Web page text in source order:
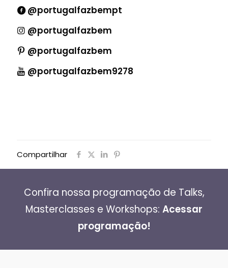
@portugalfazbempt
@portugalfazbem
@portugalfazbem
@portugalfazbem9278
Compartilhar
Confira nossa programação de Talks,
Masterclasses e Workshops: Acessar
programação!